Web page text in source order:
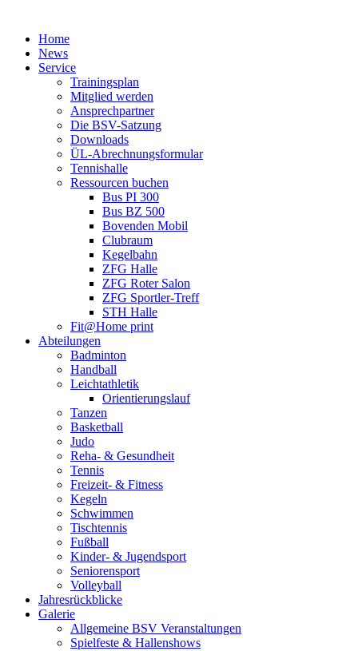
Home
News
Service
Trainingsplan
Mitglied werden
Ansprechpartner
Die BSV-Satzung
Downloads
ÜL-Abrechnungsformular
Tennishalle
Ressourcen buchen
Bus PI 300
Bus BZ 500
Bovenden Mobil
Clubraum
Kegelbahn
ZFG Halle
ZFG Roter Salon
ZFG Sportler-Treff
STH Halle
Fit@Home print
Abteilungen
Badminton
Handball
Leichtathletik
Orientierungslauf
Tanzen
Basketball
Judo
Reha- & Gesundheit
Tennis
Freizeit- & Fitness
Kegeln
Schwimmen
Tischtennis
Fußball
Kinder- & Jugendsport
Seniorensport
Volleyball
Jahresrückblicke
Galerie
Allgemeine BSV Veranstaltungen
Spielfeste & Hallenshows